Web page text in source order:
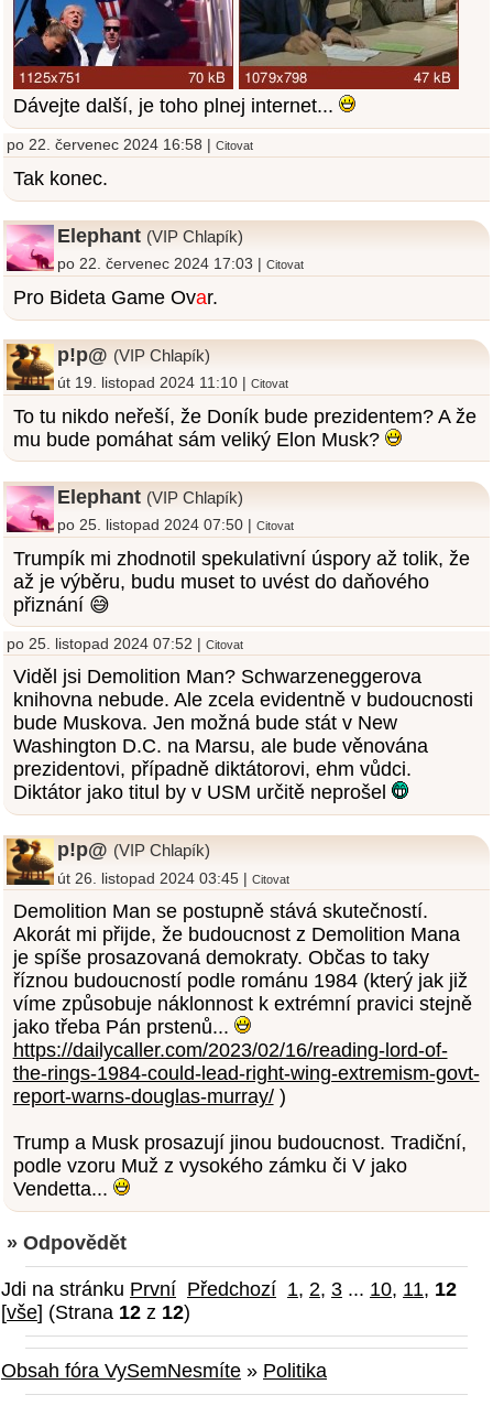
Dávejte další, je toho plnej internet...
po 22. červenec 2024 16:58 | Citovat
Tak konec.
Elephant (VIP Chlapík)
po 22. červenec 2024 17:03 |Citovat
Pro Bideta Game Ovar.
p!p@ (VIP Chlapík)
út 19. listopad 2024 11:10 |Citovat
To tu nikdo neřeší, že Doník bude prezidentem? A že
mu bude pomáhat sám veliký Elon Musk?
Elephant (VIP Chlapík)
po 25. listopad 2024 07:50 |Citovat
Trumpík mi zhodnotil spekulativní úspory až tolik, že
až je výběru, budu muset to uvést do daňového
přiznání 😅
po 25. listopad 2024 07:52 | Citovat
Viděl jsi Demolition Man? Schwarzeneggerova
knihovna nebude. Ale zcela evidentně v budoucnosti
bude Muskova. Jen možná bude stát v New
Washington D.C. na Marsu, ale bude věnována
prezidentovi, případně diktátorovi, ehm vůdci.
Diktátor jako titul by v USM určitě neprošel
p!p@ (VIP Chlapík)
út 26. listopad 2024 03:45 |Citovat
Demolition Man se postupně stává skutečností.
Akorát mi přijde, že budoucnost z Demolition Mana
je spíše prosazovaná demokraty. Občas to taky
říznou budoucností podle románu 1984 (který jak již
víme způsobuje náklonnost k extrémní pravici stejně
jako třeba Pán prstenů...
https://dailycaller.com/2023/02/16/reading-lord-of-
the-rings-1984-could-lead-right-wing-extremism-govt-
report-warns-douglas-murray/)
Trump a Musk prosazují jinou budoucnost. Tradiční,
podle vzoru Muž z vysokého zámku či V jako
Vendetta...
» Odpovědět
Jdi na stránku První Předchozí 1, 2, 3 ... 10, 11, 12
[vše] (Strana 12 z 12)
Obsah fóra VySemNesmíte » Politika